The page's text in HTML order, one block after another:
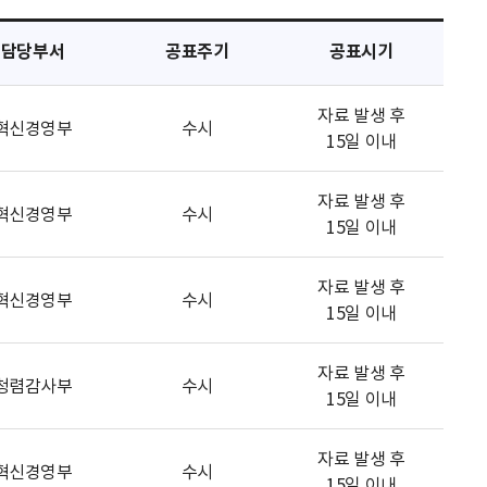
담당부서 공표주기 공표시기
신경영부 수시
자료 발생 후
15일 이내
신경영부 수시
자료 발생 후
15일 이내
신경영부 수시
자료 발생 후
15일 이내
렴감사부 수시
자료 발생 후
15일 이내
신경영부 수시
자료 발생 후